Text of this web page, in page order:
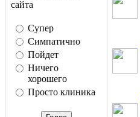
сайта
Супер
Симпатично
Пойдет
Ничего
хорошего
Просто клиника